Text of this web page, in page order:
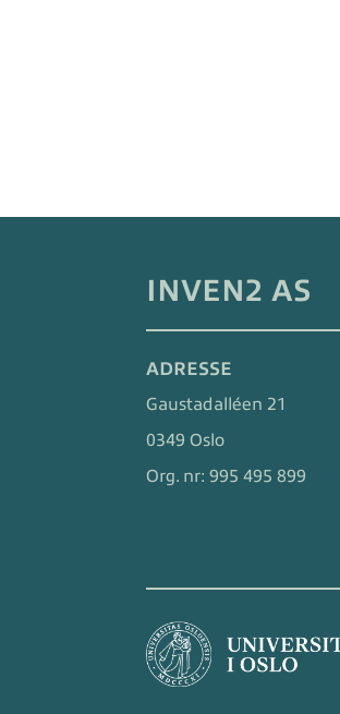
INVEN2 AS
ADRESSE
Gaustadalléen 21
0349 Oslo
Org. nr:995 495 899